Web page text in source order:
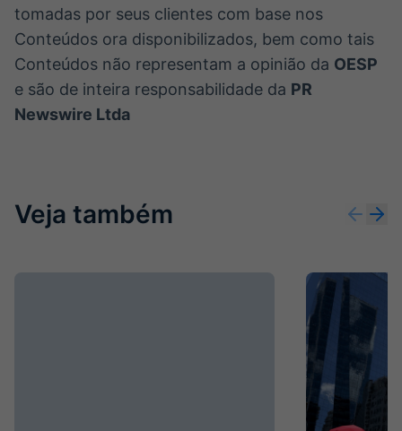
tomadas por seus clientes com base nos
Conteúdos ora disponibilizados, bem como tais
Conteúdos não representam a opinião da OESP
e são de inteira responsabilidade da PR
Newswire Ltda
Veja também